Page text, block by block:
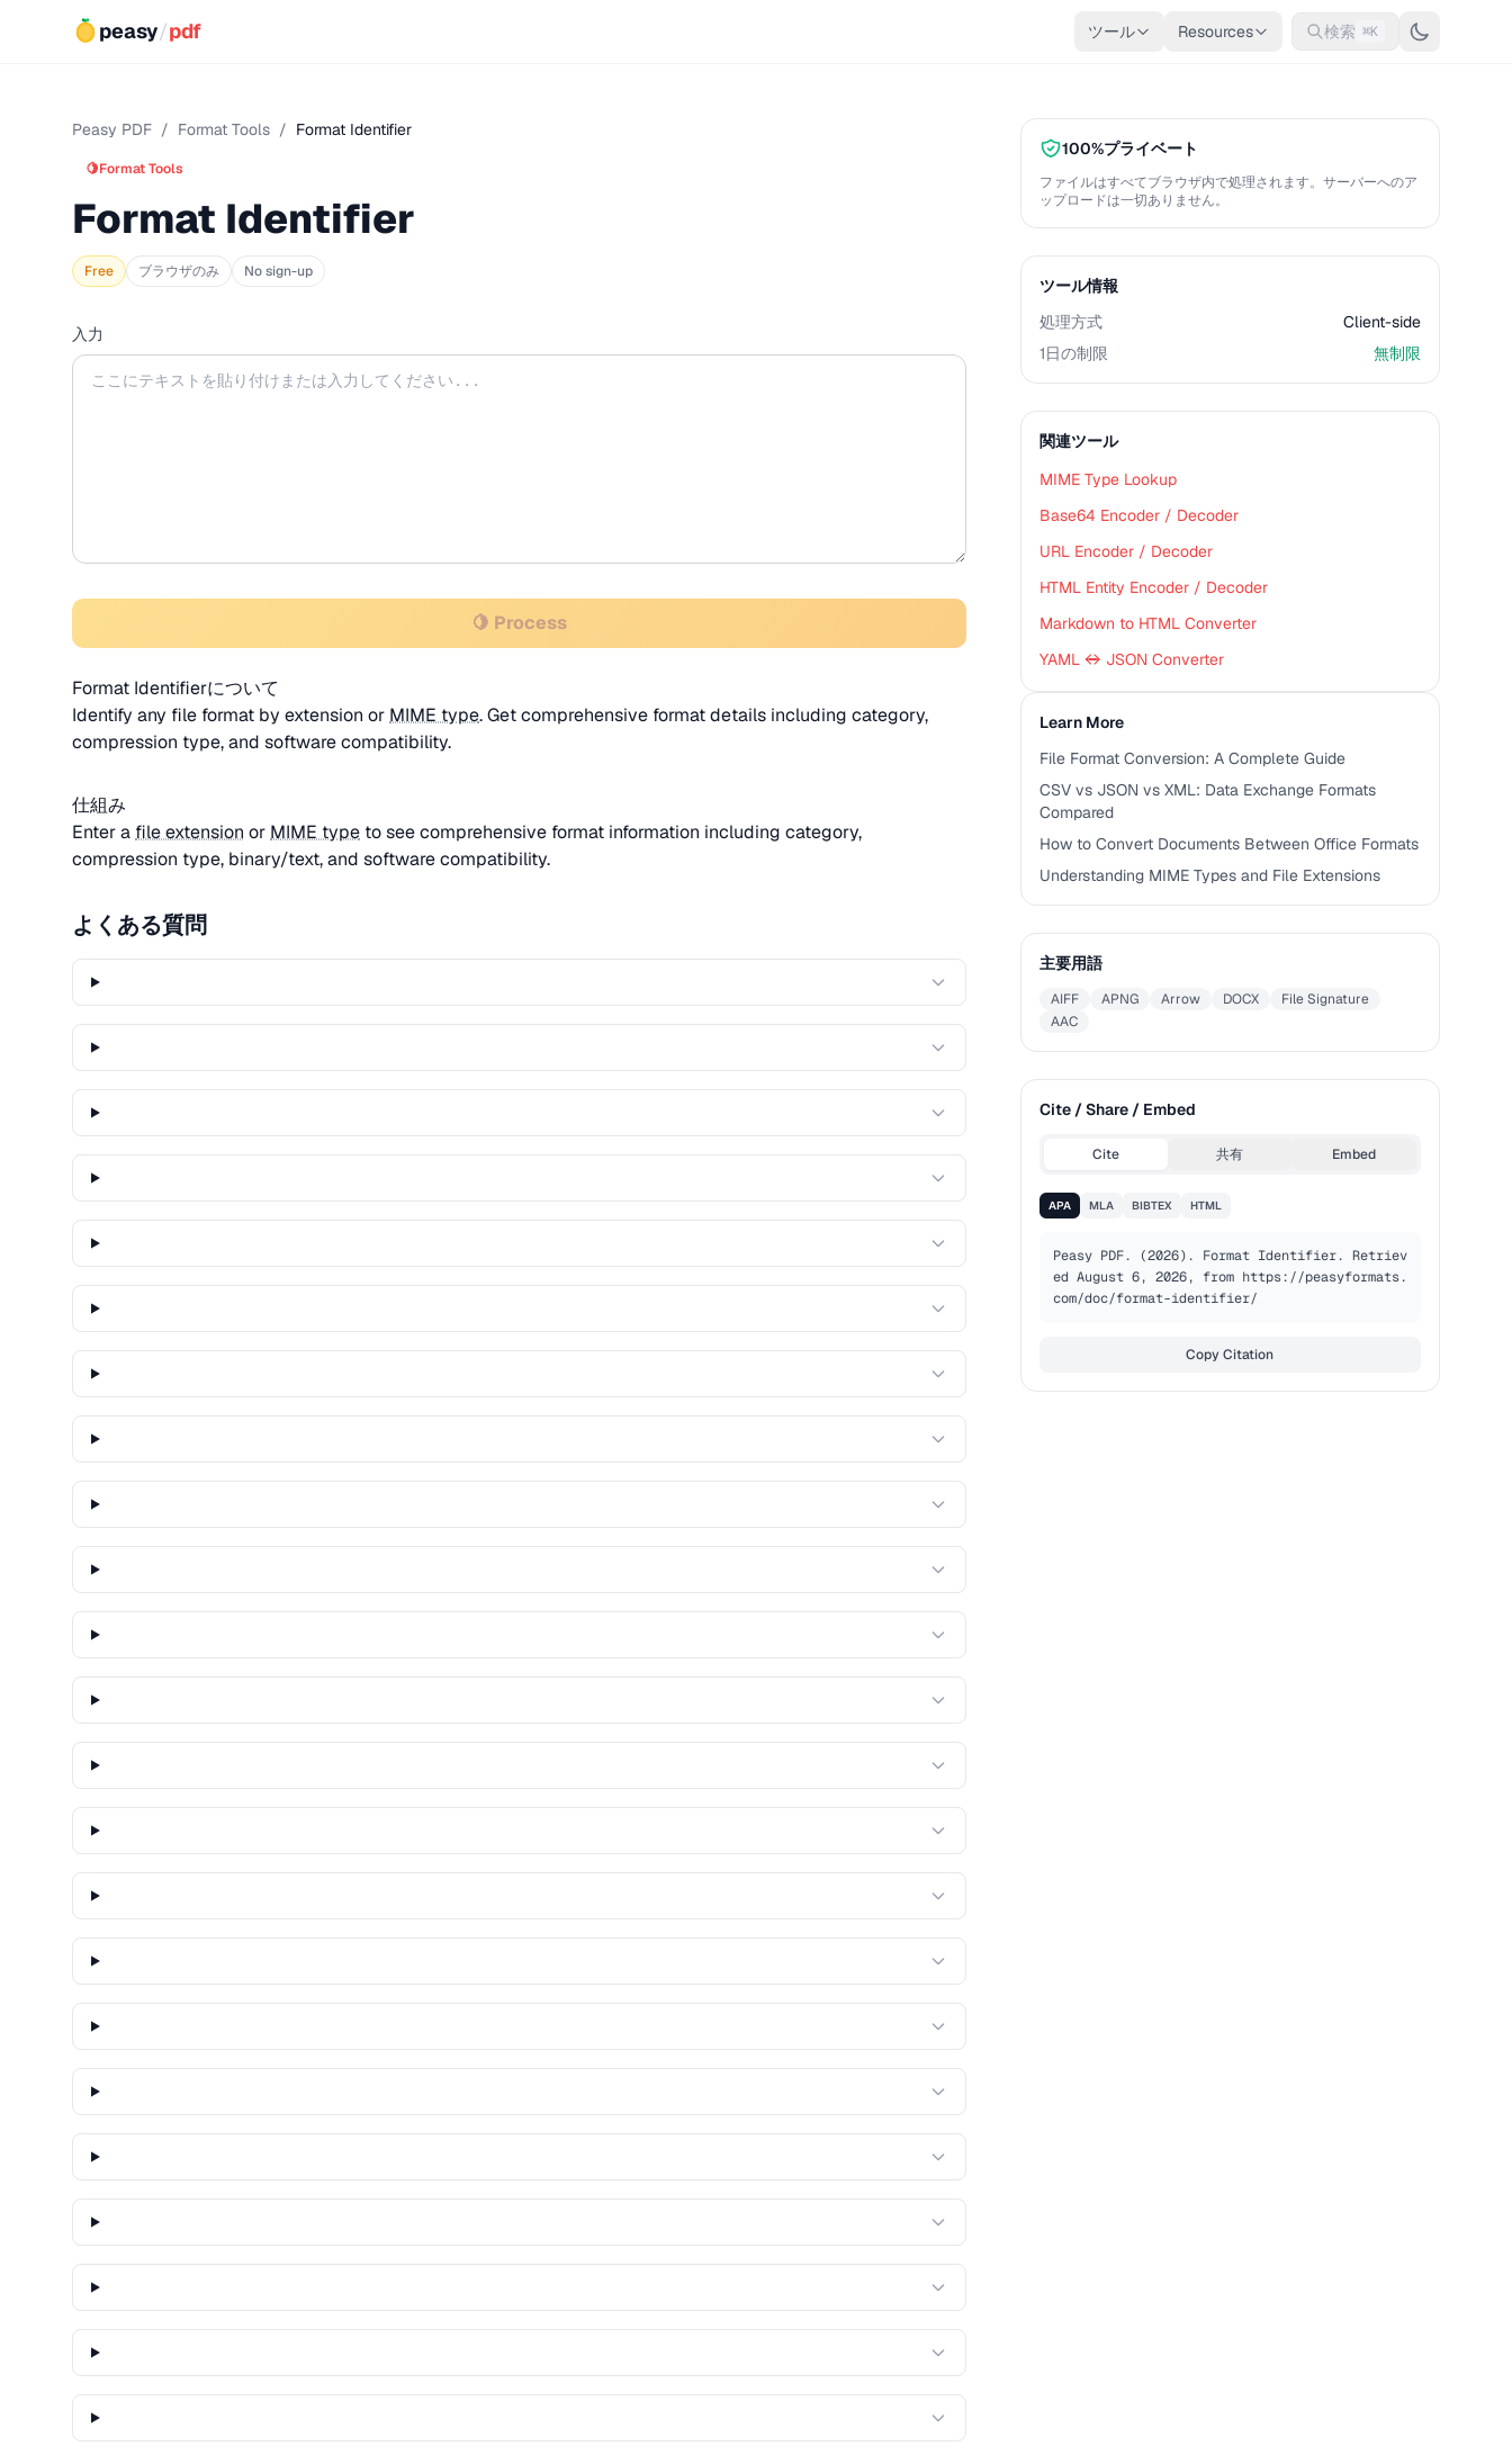
peasy/pdf ツール Resources 検索 ⌘K
Peasy PDF / Format Tools / Format Identifier
🍋Format Tools
Format Identifier
Free ブラウザのみ No sign-up
入力
🍋 Process
Format Identifierについて
Identify any file format by extension or MIME type. Get comprehensive format details including category,
compression type, and software compatibility.
仕組み
Enter a file extension or MIME type to see comprehensive format information including category,
compression type, binary/text, and software compatibility.
よくある質問
100%プライベート
ファイルはすべてブラウザ内で処理されます。サーバーへのア
ップロードは一切ありません。
ツール情報
処理方式
Client-side
1日の制限
無制限
関連ツール
MIME Type Lookup
Base64 Encoder / Decoder
URL Encoder / Decoder
HTML Entity Encoder / Decoder
Markdown to HTML Converter
YAML ↔ JSON Converter
Learn More
File Format Conversion: A Complete Guide
CSV vs JSON vs XML: Data Exchange Formats
Compared
How to Convert Documents Between Office Formats
Understanding MIME Types and File Extensions
主要用語
AIFF APNG Arrow DOCX
File Signature
AAC
Cite / Share / Embed
Cite 共有 Embed
APA MLA BIBTEX HTML
Peasy PDF. (2026). Format Identifier. Retriev
ed August 6, 2026, from https://peasyformats.
com/doc/format-identifier/
Copy Citation